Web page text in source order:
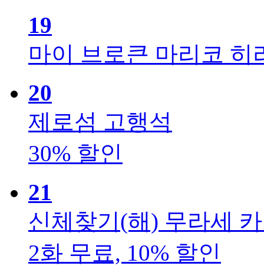
19
마이 브로큰 마리코 히
20
제로섬 고행석
30% 할인
21
신체찾기(해) 무라세
2화 무료, 10% 할인